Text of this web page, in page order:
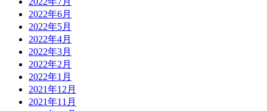
2022年6月
2022年5月
2022年4月
2022年3月
2022年2月
2022年1月
2021年12月
2021年11月